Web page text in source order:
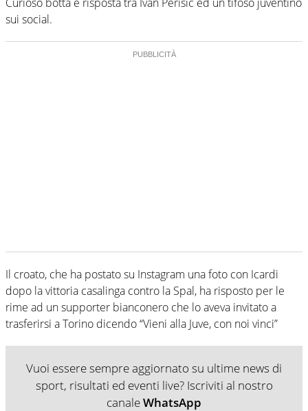
sui social.
Il croato, che ha postato su Instagram una foto con Icardi
dopo la vittoria casalinga contro la Spal, ha risposto per le
rime ad un supporter bianconero che lo aveva invitato a
trasferirsi a Torino dicendo “Vieni alla Juve, con noi vinci”
Vuoi essere sempre aggiornato su ultime news di
sport, risultati ed eventi live? Iscriviti al nostro
canaleWhatsApp